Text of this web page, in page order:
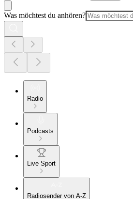
Was möchtest du anhören?
Radio
Podcasts
Live Sport
Radiosender von A-Z